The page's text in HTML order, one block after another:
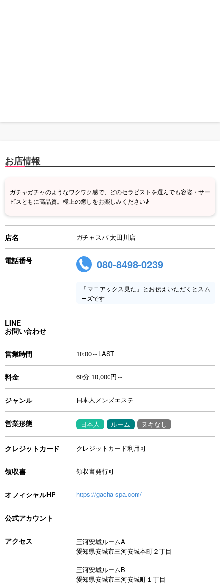
お店情報
ガチャガチャのようなワクワク感で、どのセラピストを選んでも容姿・サー
ビスともに高品質。極上の癒しをお楽しみください♪
店名 ガチャスパ 太田川店
電話番号 080-8498-0239
「マニアックス見た」とお伝えいただくとスム
ーズです
LINE
お問い合わせ
営業時間 10:00～LAST
料金 60分 10,000円～
ジャンル 日本人メンズエステ
営業形態 日本人 ルーム ヌキなし
クレジットカード クレジットカード利用可
領収書 領収書発行可
オフィシャルHP https://gacha-spa.com/
公式アカウント
アクセス
三河安城ルームA
愛知県安城市三河安城本町２丁目
三河安城ルームB
愛知県安城市三河安城町１丁目